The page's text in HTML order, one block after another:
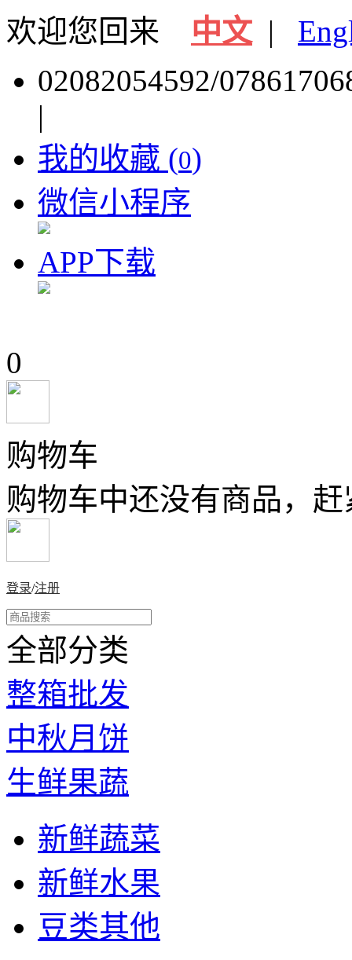
欢迎您回来 中文 |
02082054592/
|
我的收藏 (0)
微信小程序
APP下载
0
购物车
购物车中还没有商品，
登录/注册
全部分类
整箱批发
中秋月饼
生鲜果蔬
新鲜蔬菜
新鲜水果
豆类其他